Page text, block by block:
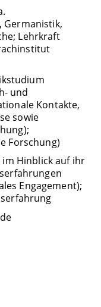
Lehrkraft
und
Kontakte,
sowie
Forschung)
Hinblick auf ihr
Engagement);